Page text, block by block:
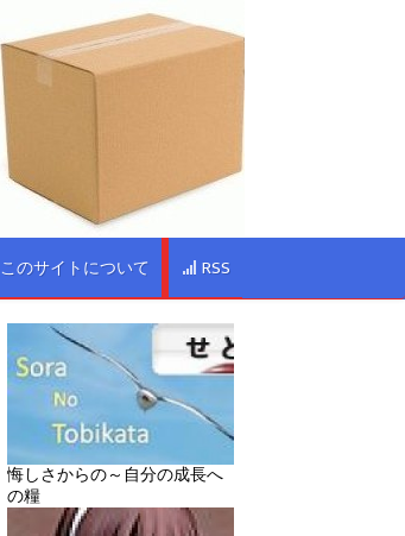
このサイトについて RSS
悔しさからの～自分の成長へ
の糧